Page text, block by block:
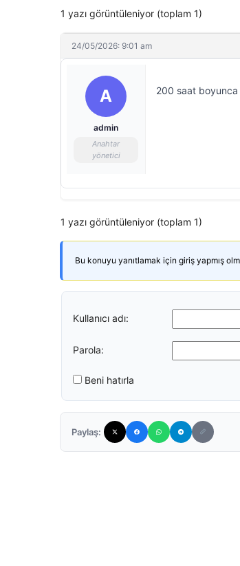
1 yazı görüntüleniyor (toplam 1)
24/05/2026: 9:01 am
A
admin
Anahtar
yönetici
200 saat boyunca
1 yazı görüntüleniyor (toplam 1)
Bu konuyu yanıtlamak için giriş yapmış
Kullanıcı adı:
Parola:
Beni hatırla
Paylaş: